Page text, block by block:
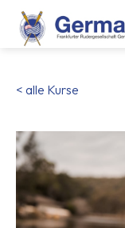
< alle Kurse